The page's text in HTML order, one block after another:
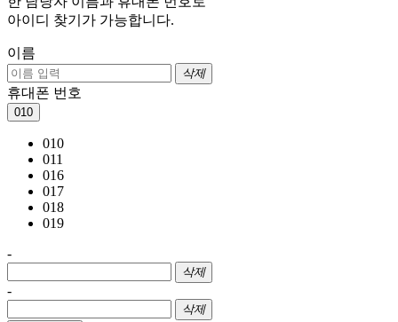
아이디 찾기가 가능합니다.
이름
삭제
휴대폰 번호
010
010
011
016
017
018
019
-
삭제
-
삭제